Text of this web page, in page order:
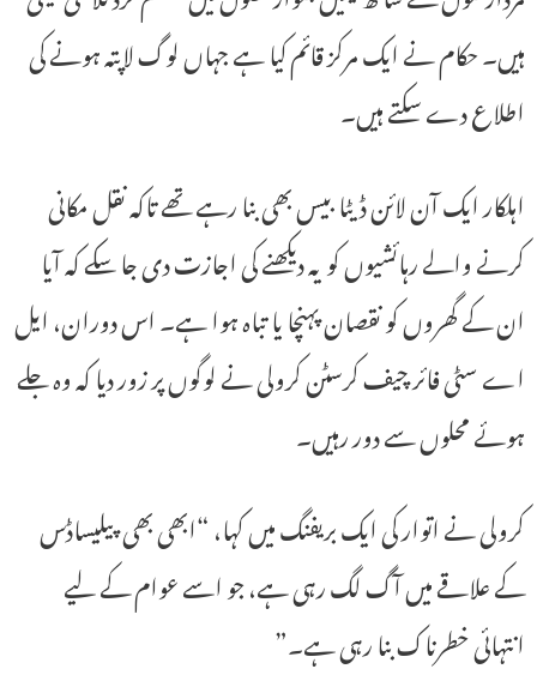
ہیں۔ حکام نے ایک مرکز قائم کیا ہے جہاں لوگ لاپتہ ہونے کی
اطلاع دے سکتے ہیں۔
اہلکار ایک آن لائن ڈیٹا بیس بھی بنا رہے تھے تاکہ نقل مکانی
کرنے والے رہائشیوں کو یہ دیکھنے کی اجازت دی جا سکے کہ آیا
ان کے گھروں کو نقصان پہنچا یا تباہ ہوا ہے۔ اس دوران، ایل
اے سٹی فائر چیف کرسٹن کرولی نے لوگوں پر زور دیا کہ وہ جلے
ہوئے محلوں سے دور رہیں۔
کرولی نے اتوار کی ایک بریفنگ میں کہا، “ابھی بھی پیلیساڈس
کے علاقے میں آگ لگ رہی ہے، جو اسے عوام کے لیے
انتہائی خطرناک بنا رہی ہے۔”